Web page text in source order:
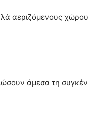
αεριζόμενους
άμεσα τη